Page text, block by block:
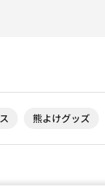
熊よけグッズ